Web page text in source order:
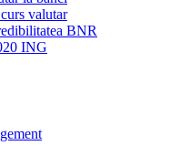
valutar
BNR
ING